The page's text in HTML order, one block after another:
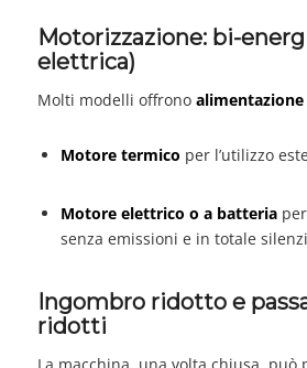
Motorizzazione: bi-
elettrica)
Molti modelli offrono
Motore termico per l’utilizzo
Motore elettrico o a batteriaper
senza emissioni e in totale
Ingombro ridotto e
ridotti
La macchina, una volta chiusa, può